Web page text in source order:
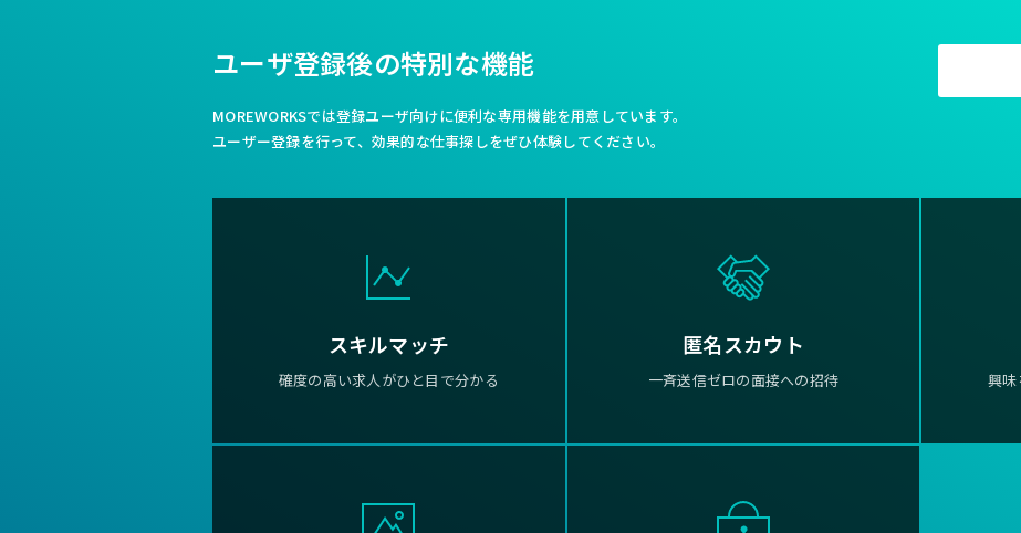
ユーザ登録後の特別な機能
MOREWORKSでは登録ユーザ向けに便利な専用機能を用意しています。
ユーザー登録を行って、効果的な仕事探しをぜひ体験してください。
スキルマッチ
確度の高い求人がひと目で分かる
匿名スカウト
一斉送信ゼロの面接への招待 興味